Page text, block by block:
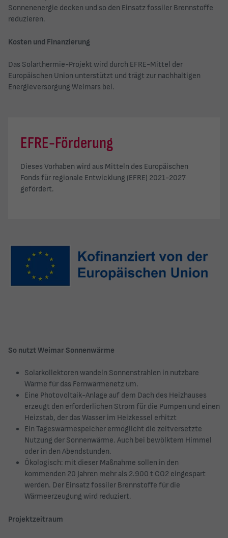
Sonnenenergie decken und so den Einsatz fossiler Brennstoffe
reduzieren.
Kosten und Finanzierung
Das Solarthermie-Projekt wird durch EFRE-Mittel der
Europäischen Union unterstützt und trägt zur nachhaltigen
Energieversorgung Weimars bei.
EFRE-Förderung
Dieses Vorhaben wird aus Mitteln des Europäischen
Fonds für regionale Entwicklung (EFRE) 2021-2027
gefördert.
So nutzt Weimar Sonnenwärme
Solarkollektoren wandeln Sonnenstrahlen in nutzbare
Wärme für das Fernwärmenetz um.
Eine Photovoltaik-Anlage auf dem Dach des Heizhauses
erzeugt den erforderlichen Strom für die Pumpen und einen
Heizstab, der das Wasser im Heizkessel erhitzt
Ein Tageswärmespeicher ermöglicht die zeitversetzte
Nutzung der Sonnenwärme. Auch bei bewölktem Himmel
oder in den Abendstunden.
Ökologisch: mit dieser Maßnahme sollen in den
kommenden 20 Jahren mehr als 2.900 t CO2 eingespart
werden. Der Einsatz fossiler Brennstoffe für die
Wärmeerzeugung wird reduziert.
Projektzeitraum